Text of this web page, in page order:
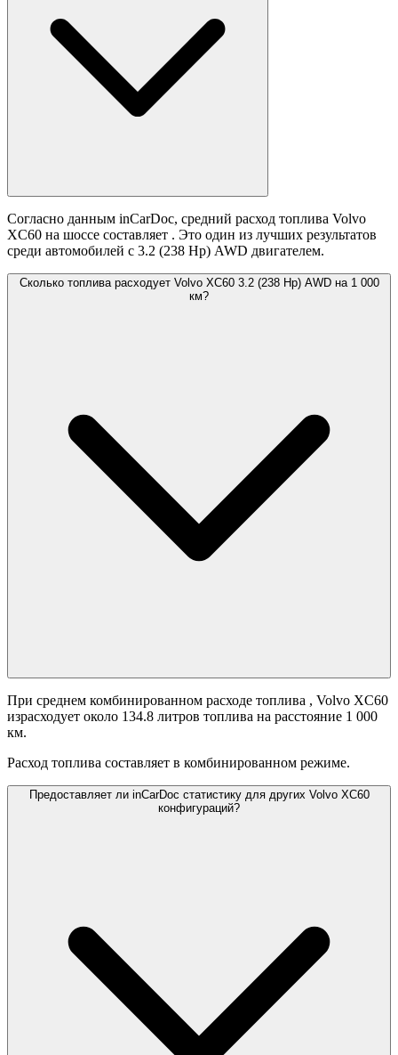
Согласно данным inCarDoc, средний расход топлива Volvo
XC60 на шоссе составляет . Это один из лучших результатов
среди автомобилей с 3.2 (238 Hp) AWD двигателем.
Сколько топлива расходует Volvo XC60 3.2 (238 Hp) AWD на 1 000
км?
При среднем комбинированном расходе топлива , Volvo XC60
израсходует около 134.8 литров топлива на расстояние 1 000
км.
Расход топлива составляет в комбинированном режиме.
Предоставляет ли inCarDoc статистику для других Volvo XC60
конфигураций?